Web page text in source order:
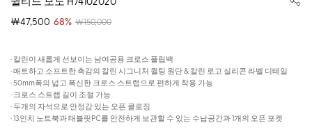
￦47,500 68% ￦150,000
· 칼린이 새롭게 선보이는 남여공용 크로스 플립백
· 매트하고 소프트한 촉감의 칼린 시그니처 퀼팅 원단 & 칼린 로고 실리콘 라벨 디테일
· 50mm폭의 넓고 폭신한 크로스 스트랩으로 편하게 착용 가능
· 크로스 스트랩 길이 조절 가능
· 두개의 자석으로 안정감 있는 오픈 클로징
· 13인치 노트북과 태블릿PC를 안전하게 보관할 수 있는 수납공간과 1개의 오픈 포켓